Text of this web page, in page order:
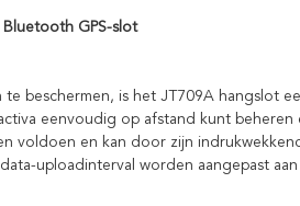
Bluetooth GPS-slot
beschermen, is het JT709A hangslot
eenvoudig op afstand kunt beheren
voldoen en kan door zijn
uploadinterval worden aangepast